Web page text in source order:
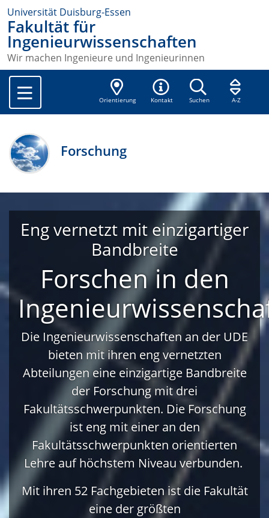
Universität Duisburg-Essen
Fakultät für
Ingenieurwissenschaften
Wir machen Ingenieure und Ingenieurinnen
Orientierung Kontakt Suchen A-Z
Forschung
Eng vernetzt mit einzigartiger
Bandbreite
Forschen in den
Die Ingenieurwissenschaften an der UDE
bieten mit ihren eng vernetzten
Abteilungen eine einzigartige Bandbreite
der Forschung mit drei
Fakultätsschwerpunkten. Die Forschung
ist eng mit einer an den
Fakultätsschwerpunkten orientierten
Lehre auf höchstem Niveau verbunden. ​
Mit ihren 52 Fachgebieten ist die Fakultät
eine der größten